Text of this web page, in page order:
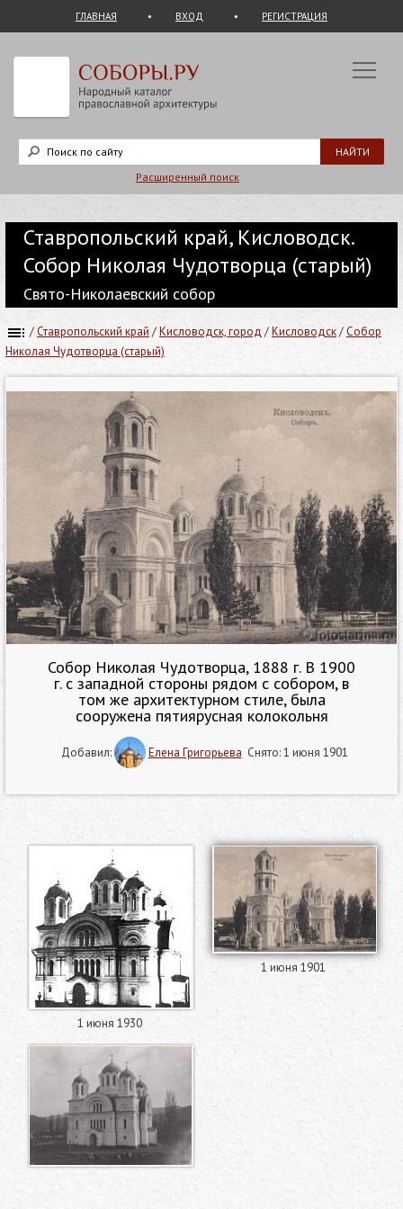
ГЛАВНАЯ ВХОД РЕГИСТРАЦИЯ
Расширенный поиск
Ставропольский край, Кисловодск.
Собор Николая Чудотворца (старый)
Свято-Николаевский собор
/Ставропольский край /Кисловодск, город /Кисловодск/Собор
Николая Чудотворца (старый)
Собор Николая Чудотворца, 1888 г. В 1900
г. с западной стороны рядом с собором, в
том же архитектурном стиле, была
сооружена пятиярусная колокольня
Добавил: Елена Григорьева Снято: 1 июня 1901
1 июня 1930
1 июня 1901